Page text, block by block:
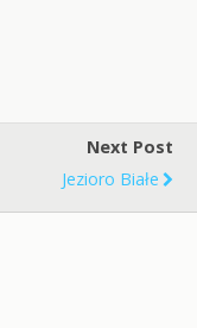
Next Post
Jezioro Białe